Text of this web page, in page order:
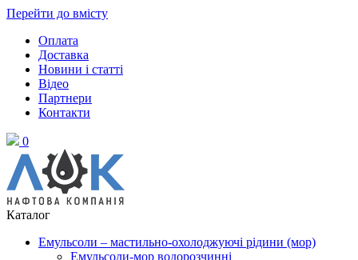
Перейти до вмісту
Оплата
Доставка
Новини і статті
Відео
Партнери
Контакти
0
Каталог
Емульсоли – мастильно-охолоджуючі рідини (мор)
Емульсоли-мор водорозчинні